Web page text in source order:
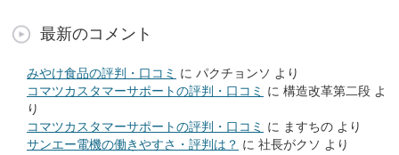
最新のコメント
みやけ食品の評判・口コミ に パクチョンソ より
コマツカスタマーサポートの評判・口コミ に 構造改革第二段 よ
り
コマツカスタマーサポートの評判・口コミ に ますちの より
サンエー電機の働きやすさ・評判は？ に 社長がクソ より